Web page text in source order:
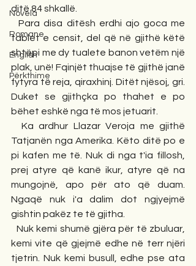
Novela
Romane
English
Përkthime
ditë 84 shkallë.
  Para disa ditësh erdhi ajo goca me
tablet e censit, del që në gjithë këtë
shtëpi me dy tualete banon vetëm një
plak, unë! Fqinjët thuajse të gjithë janë
fytyra të reja, qiraxhinj. Ditët njësoj, gri.
Duket se gjithçka po thahet e po
bëhet eshkë nga të mos jetuarit.
Tatjanën nga Amerika. Këto ditë po e
pi kafen me të. Nuk di nga t'ia fillosh,
prej atyre që kanë ikur, atyre që na
mungojnë, apo për ato që duam.
Ngaqë nuk i'a dalim dot ngjyejmë
gishtin pakëz te të gjitha.
kemi vite që gjejmë edhe në terr njëri
tjetrin. Nuk kemi busull, edhe pse ata